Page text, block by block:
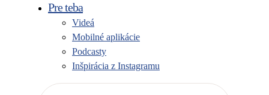
Pre teba
Videá
Mobilné aplikácie
Podcasty
Inšpirácia z Instagramu